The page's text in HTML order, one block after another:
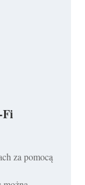
za pomocą